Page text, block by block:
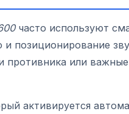
часто используют
и позиционирование
противника или
активируется